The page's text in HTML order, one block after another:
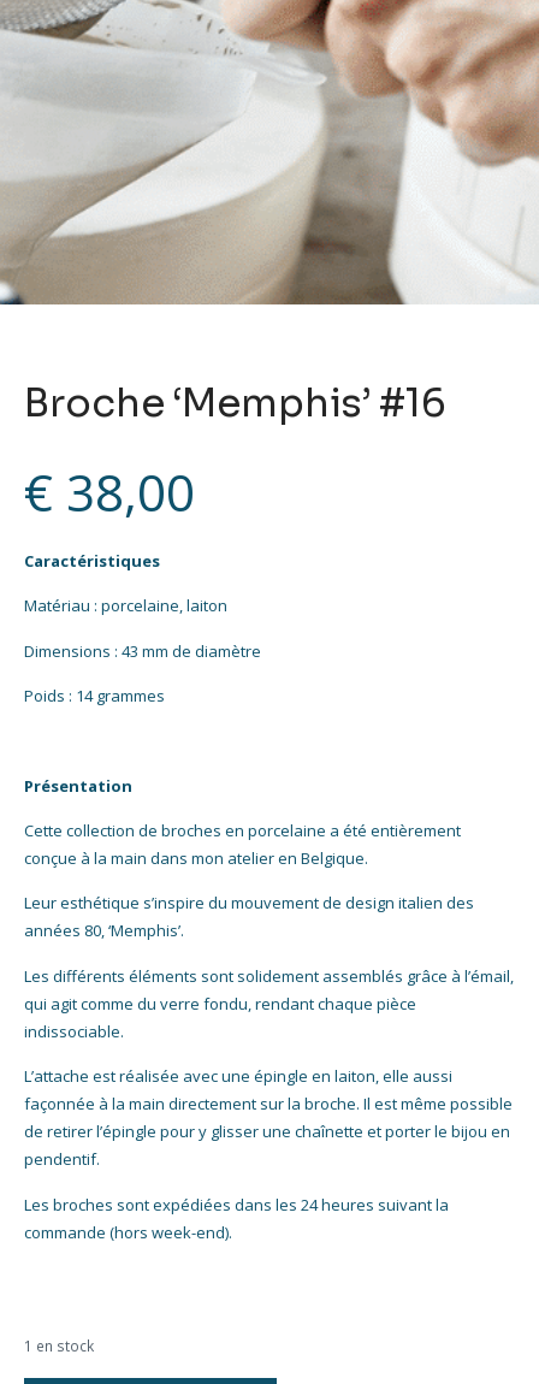
Broche ‘Memphis’ #16
€ 38,00
Caractéristiques
Matériau : porcelaine, laiton
Dimensions : 43 mm de diamètre
Poids : 14 grammes
Présentation
Cette collection de broches en porcelaine a été entièrement
conçue à la main dans mon atelier en Belgique.
Leur esthétique s’inspire du mouvement de design italien des
années 80, ‘Memphis’.
Les différents éléments sont solidement assemblés grâce à l’émail,
qui agit comme du verre fondu, rendant chaque pièce
indissociable.
L’attache est réalisée avec une épingle en laiton, elle aussi
façonnée à la main directement sur la broche. Il est même possible
de retirer l’épingle pour y glisser une chaînette et porter le bijou en
pendentif.
Les broches sont expédiées dans les 24 heures suivant la
commande (hors week-end).
1 en stock